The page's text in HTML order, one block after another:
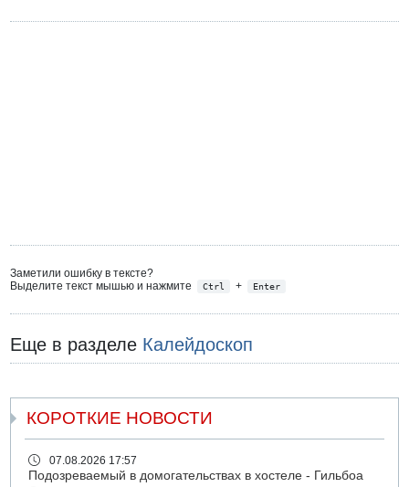
Заметили ошибку в тексте?
Выделите текст мышью и нажмите
Ctrl + Enter
Еще в разделе Калейдоскоп
КОРОТКИЕ НОВОСТИ
07.08.2026 17:57
Подозреваемый в домогательствах в хостеле - Гильбоа